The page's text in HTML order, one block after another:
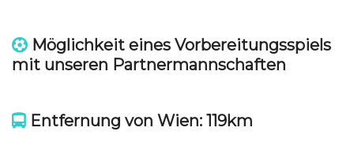
Möglichkeit eines Vorbereitungsspiels
mit unseren Partnermannschaften
Entfernung von Wien: 119km